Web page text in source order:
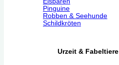
Pinguine
Robben & Seehunde
Schildkröten
Urzeit & Fabeltiere